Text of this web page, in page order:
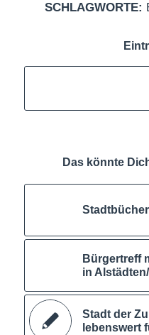
SCHLAGWORTE:
Das könnte
Bürgertreff
in
Stadt der
lebenswert